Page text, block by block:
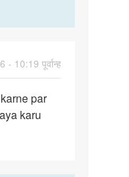
10:19 पूर्वान्ह
par
karu